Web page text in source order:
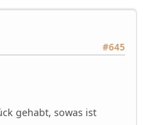
#645
gehabt, sowas ist